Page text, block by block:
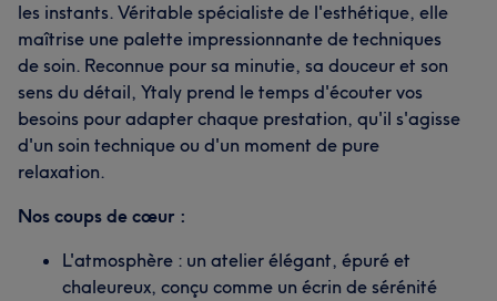
les instants. Véritable spécialiste de l'esthétique, elle
maîtrise une palette impressionnante de techniques
de soin. Reconnue pour sa minutie, sa douceur et son
sens du détail, Ytaly prend le temps d'écouter vos
besoins pour adapter chaque prestation, qu'il s'agisse
d'un soin technique ou d'un moment de pure
relaxation.
Nos coups de cœur :
L'atmosphère : un atelier élégant, épuré et
chaleureux, conçu comme un écrin de sérénité